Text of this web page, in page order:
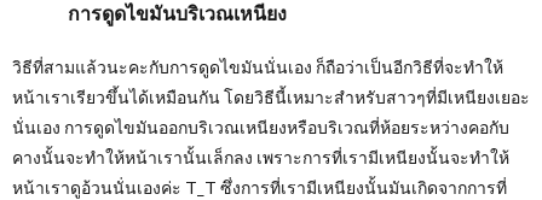
การดูดไขมันบริเวณเหนียง
วิธีที่สามแล้วนะคะกับการดูดไขมันนั่นเอง ก็ถือว่าเป็นอีกวิธีที่จะทำให้
หน้าเราเรียวขึ้นได้เหมือนกัน โดยวิธีนี้เหมาะสำหรับสาวๆที่มีเหนียงเยอะ
นั่นเอง การดูดไขมันออกบริเวณเหนียงหรือบริเวณที่ห้อยระหว่างคอกับ
คางนั้นจะทำให้หน้าเรานั้นเล็กลง เพราะการที่เรามีเหนียงนั้นจะทำให้
หน้าเราดูอ้วนนั่นเองค่ะ T_T ซึ่งการที่เรามีเหนียงนั้นมันเกิดจากการที่